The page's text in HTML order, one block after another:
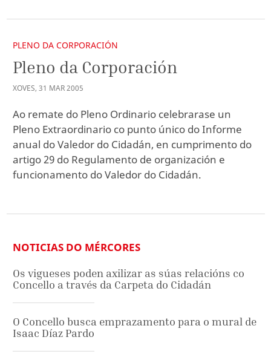
PLENO DA CORPORACIÓN
Pleno da Corporación
XOVES, 31 MAR2005
Ao remate do Pleno Ordinario celebrarase un
Pleno Extraordinario co punto único do Informe
anual do Valedor do Cidadán, en cumprimento do
artigo 29 do Regulamento de organización e
funcionamento do Valedor do Cidadán.
NOTICIAS DO MÉRCORES
Os vigueses poden axilizar as súas relacións co
Concello a través da Carpeta do Cidadán
O Concello busca emprazamento para o mural de
Isaac Díaz Pardo